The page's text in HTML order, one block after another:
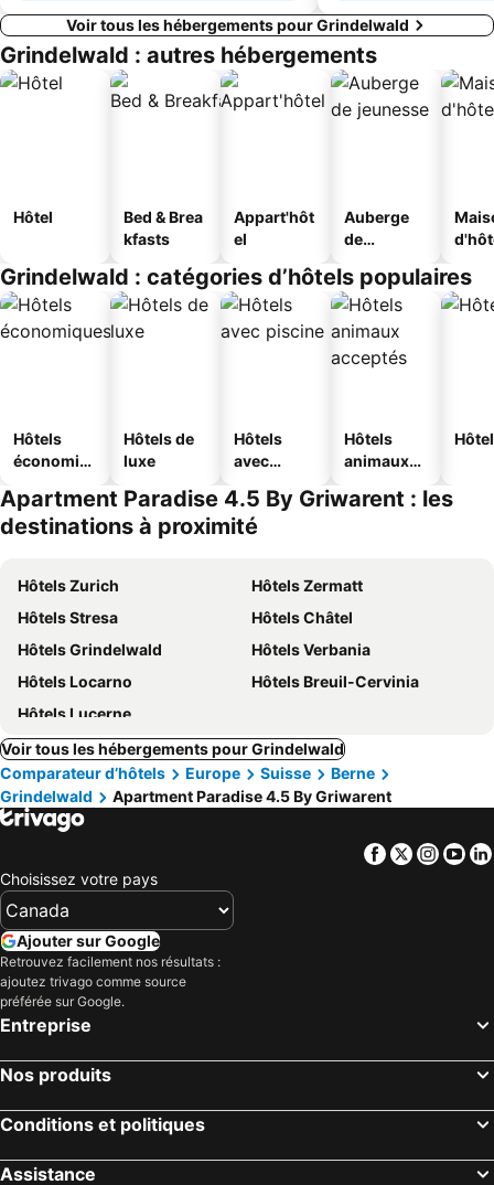
Voir tous les hébergements pour Grindelwald
Grindelwald : autres hébergements
Hôtel
Bed & Brea
kfasts
Appart'hôt
el
Auberge
de
Grindelwald : catégories d’hôtels populaires
Hôtels
économiq
Hôtels de
luxe
Hôtels
avec
Hôtels
animaux
Apartment Paradise 4.5 By Griwarent : les
destinations à proximité
Hôtels Zurich
Hôtels Zermatt
Hôtels Stresa
Hôtels Châtel
Hôtels Grindelwald
Hôtels Verbania
Hôtels Locarno
Hôtels Breuil-Cervinia
Hôtels Lucerne
Voir tous les hébergements pour Grindelwald
Comparateur d’hôtels
Europe Suisse
Berne
Grindelwald
Apartment Paradise 4.5 By Griwarent
Facebook
Twitter
Choisissez votre pays
Ajouter sur Google
Retrouvez facilement nos résultats :
ajoutez trivago comme source
préférée sur Google.
Entreprise
Nos produits
Conditions et politiques
Assistance